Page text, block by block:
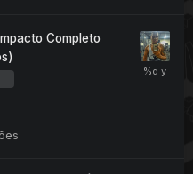
Completo